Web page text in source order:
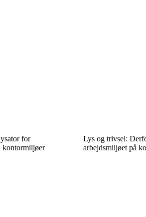
for
kontormiljøer
Lys og trivsel:
arbejdsmiljøet på